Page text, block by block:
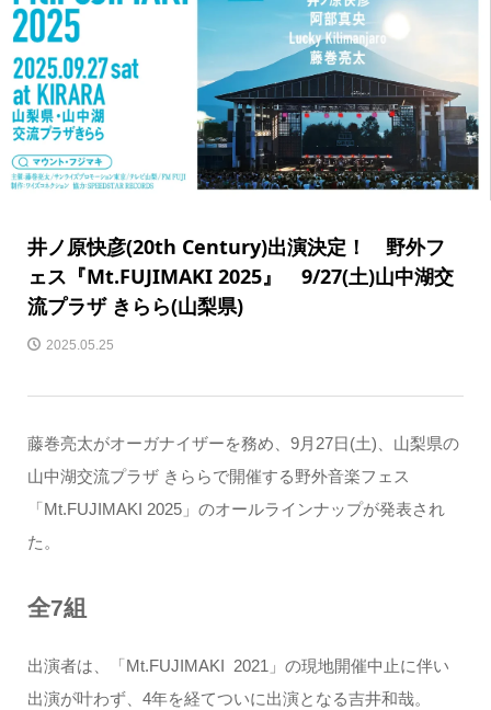
井ノ原快彦(20th Century)出演決定！ 野外フ
ェス『Mt.FUJIMAKI 2025』 9/27(土)山中湖交
流プラザ きらら(山梨県)
2025.05.25
藤巻亮太がオーガナイザーを務め、9月27日(土)、山梨県の
山中湖交流プラザ きららで開催する野外音楽フェス
「Mt.FUJIMAKI 2025」のオールラインナップが発表され
た。
全7組
出演者は、「Mt.FUJIMAKI 2021」の現地開催中止に伴い
出演が叶わず、4年を経てついに出演となる吉井和哉。